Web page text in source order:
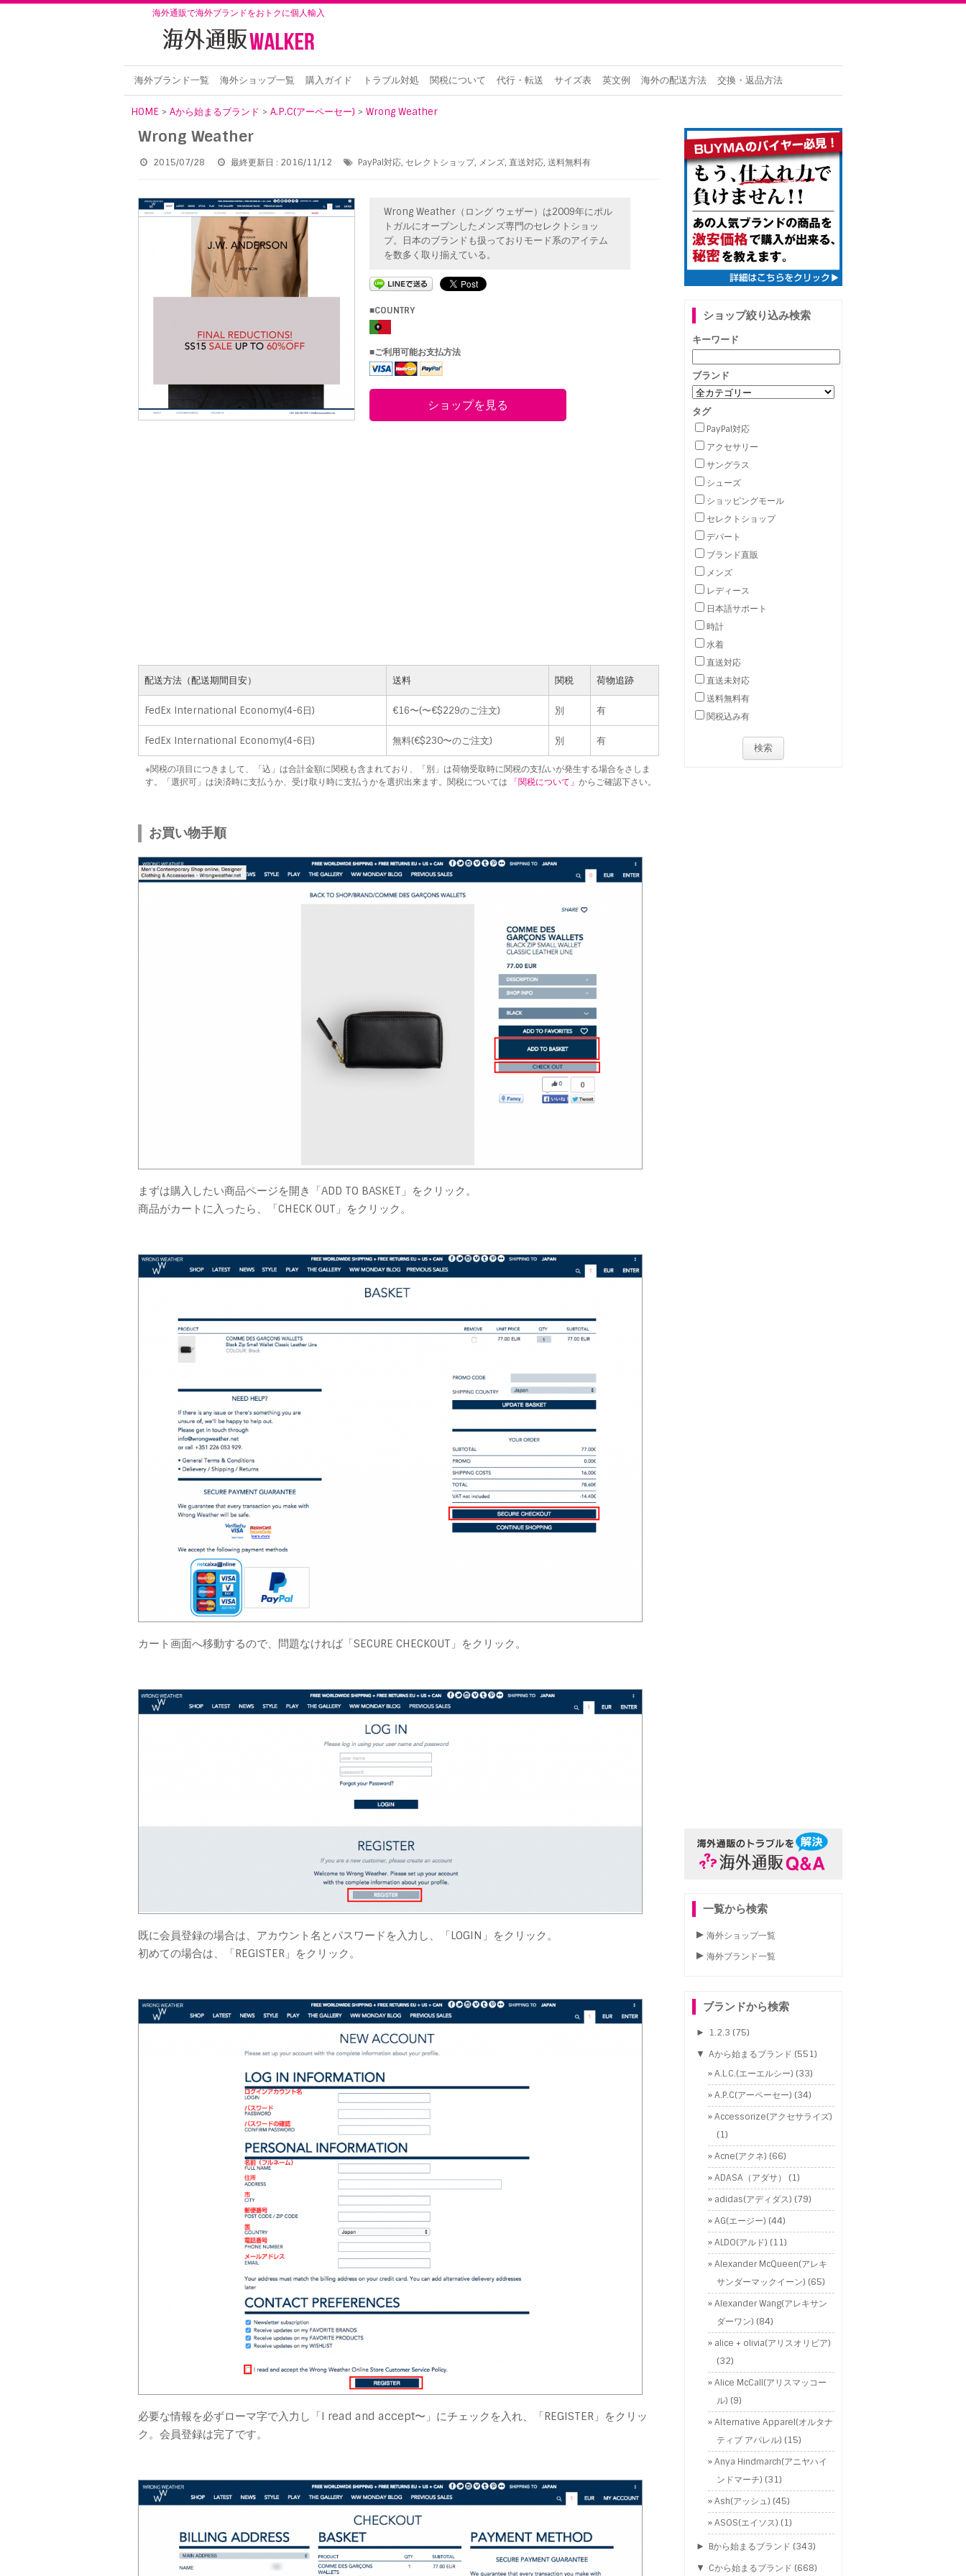
海外通販で海外ブランドをおトクに個人輸入
海外ブランド一覧 海外ショップ一覧 購入ガイド トラブル対処 関税について 代行・転送 サイズ表 英文例 海外の配送方法 交換・返品方法
HOME > Aから始まるブランド > A.P.C(アーペーセー) > Wrong Weather
Wrong Weather
2015/07/28 最終更新日 : 2016/11/12 PayPal対応, セレクトショップ, メンズ, 直送対応, 送料無料有
Wrong Weather（ロング ウェザー）は2009年にポル
トガルにオープンしたメンズ専門のセレクトショッ
プ。日本のブランドも扱っておりモード系のアイテム
を数多く取り揃えている。
■COUNTRY
■ご利用可能お支払方法
ショップを見る
配送方法（配送期間目安） 送料 関税 荷物追跡
FedEx International Economy(4-6日) €16〜(〜€$229のご注文) 別 有
FedEx International Economy(4-6日) 無料(€$230〜のご注文) 別 有
※関税の項目につきまして、「込」は合計金額に関税も含まれており、「別」は荷物受取時に関税の支払いが発生する場合をさしま
す。「選択可」は決済時に支払うか、受け取り時に支払うかを選択出来ます。関税については
「関税について」 からご確認下さい。
お買い物手順
まずは購入したい商品ページを開き「ADD TO BASKET」をクリック。
商品がカートに入ったら、「CHECK OUT」をクリック。
カート画面へ移動するので、問題なければ「SECURE CHECKOUT」をクリック。
既に会員登録の場合は、アカウント名とパスワードを入力し、「LOGIN」をクリック。
初めての場合は、「REGISTER」をクリック。
必要な情報を必ずローマ字で入力し「I read and accept〜」にチェックを入れ、「REGISTER」をクリッ
ク。会員登録は完了です。
ショップ絞り込み検索
キーワード
ブランド
タグ
PayPal対応
アクセサリー
サングラス
シューズ
ショッピングモール
セレクトショップ
デパート
ブランド直販
メンズ
レディース
日本語サポート
時計
水着
直送対応
直送未対応
送料無料有
関税込み有
一覧から検索
海外ショップ一覧
海外ブランド一覧
ブランドから検索
► 1.2.3 (75)
▼ Aから始まるブランド (551)
A.L.C.(エーエルシー) (33)
A.P.C(アーペーセー) (34)
Accessorize(アクセサライズ)
(1)
Acne(アクネ) (66)
ADASA（アダサ）
(1)
adidas(アディダス) (79)
AG(エージー) (44)
ALDO(アルド) (11)
Alexander McQueen(アレキ
サンダーマックイーン) (65)
Alexander Wang(アレキサン
ダーワン) (84)
alice + olivia(アリスオリビア)
(32)
Alice McCall(アリスマッコー
ル) (9)
Alternative Apparel(オルタナ
ティブ アパレル) (15)
Anya Hindmarch(アニヤハイ
ンドマーチ) (31)
Ash(アッシュ) (45)
ASOS(エイソス) (1)
► Bから始まるブランド (343)
▼ Cから始まるブランド (668)